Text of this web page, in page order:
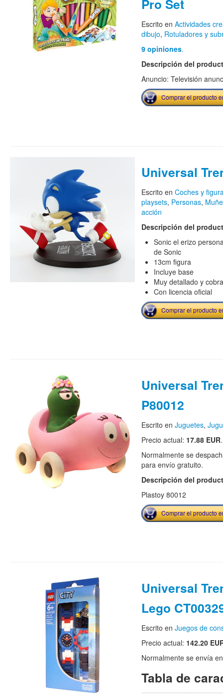
Pro Set
Escrito en Actividades
dibujo, Rotuladores y
9 opiniones.
Descripción del
Anuncio: Televisión
Comprar el producto
Universal
Escrito en Coches y
playsets, Personas,
acción
Descripción del
Sonic el erizo
de Sonic
13cm figura
Incluye base
Muy detallado y
Con licencia oficial
Comprar el producto
Universal
P80012
Escrito en Juguetes,
Precio actual: 17.88 EUR.
Normalmente se
para envío gratuito.
Descripción del
Plastoy 80012
Comprar el producto
Universal
Lego
Escrito en Juegos de
Precio actual: 142.20
Normalmente se envía
Tabla de